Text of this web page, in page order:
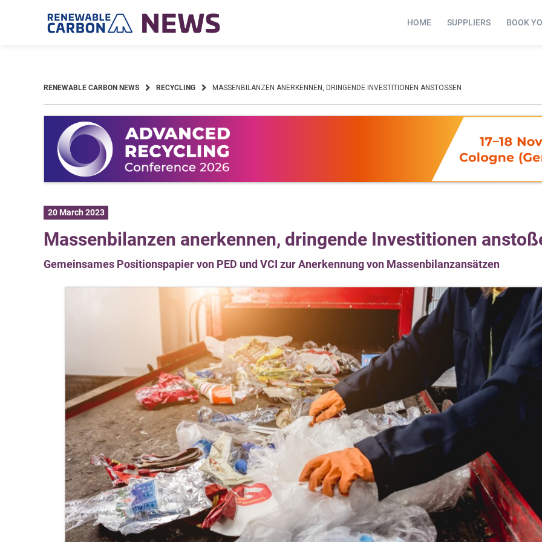
HOME SUPPLIERS BOOK
RENEWABLE CARBON NEWS RECYCLING MASSENBILANZEN ANERKENNEN, DRINGENDE INVESTITIONEN ANSTOSSEN
20 March 2023
Massenbilanzen anerkennen, dringende Investitionen
Gemeinsames Positionspapier von PED und VCI zur Anerkennung von Massenbilanzansätzen